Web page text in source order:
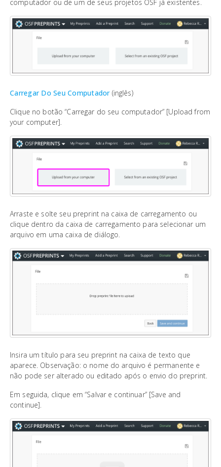
computador ou de um de seus projetos OSF já existentes.
Carregar Do Seu Computador(inglês)
Clique no botão “Carregar do seu computador” [Upload from
your computer].
Arraste e solte seu preprint na caixa de carregamento ou
clique dentro da caixa de carregamento para selecionar um
arquivo em uma caixa de diálogo.
Insira um título para seu preprint na caixa de texto que
aparece. Observação: o nome do arquivo é permanente e
não pode ser alterado ou editado após o envio do preprint.
Em seguida, clique em “Salvar e continuar” [Save and
continue].